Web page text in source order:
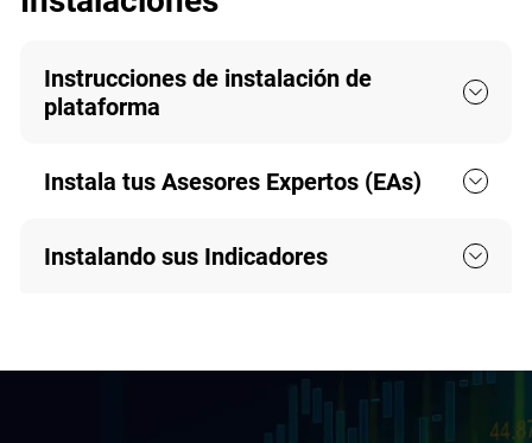
Instrucciones de instalación de
plataforma
Instala tus Asesores Expertos (EAs)
Instalando sus Indicadores